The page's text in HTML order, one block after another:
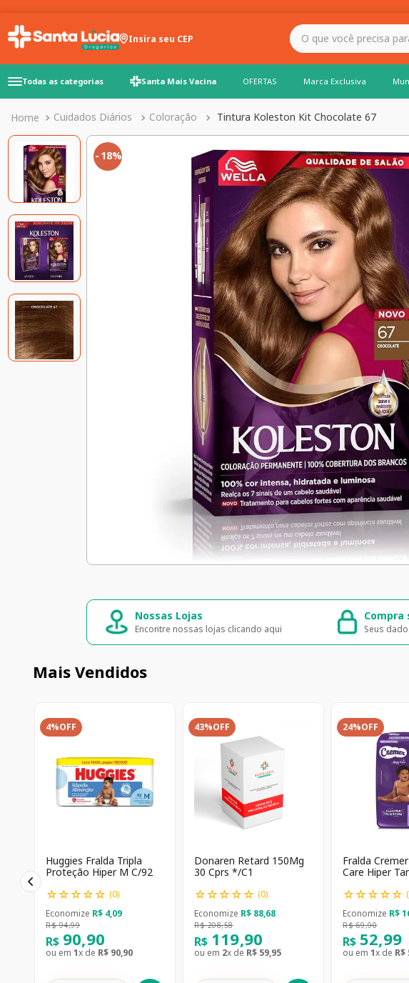
Insira seu CEP
O que você precisa para hoje?
Todas as categorias Santa Mais Vacina OFERTAS Marca Exclusiva
Cuidados Diários Coloração Tintura Koleston Kit Chocolate 67
18%
Seus dados 100% seguros
Entrega rápida e segura
Entrega para todo o Brasil
Mais Vendidos
4%OFF
Huggies Fralda Tripla
Proteção Hiper M C/92
☆☆☆☆☆ (0)
Economize R$ 4,09
R$ 94,99
R$ 90,90
ou em 1x de R$ 90,90
43%OFF
Donaren Retard 150Mg
30 Cprs */C1
☆☆☆☆☆ (0)
Economize R$ 88,68
R$ 208,58
R$ 119,90
ou em 2x de R$ 59,95
24%OFF
Fralda
Care Hiper
☆☆☆☆☆ (
Economize R$
R$ 69,90
R$ 52,99
ou em 1x de R$